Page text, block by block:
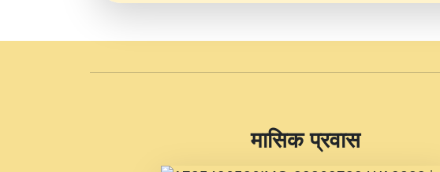
​मासिक प्रवास